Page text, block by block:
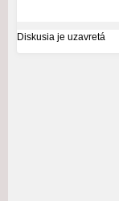
Diskusia je uzavretá